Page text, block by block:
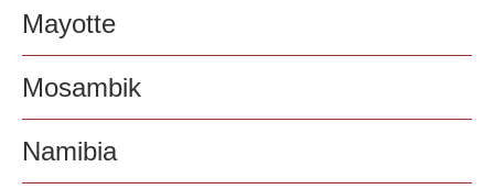
Mayotte
Mosambik
Namibia